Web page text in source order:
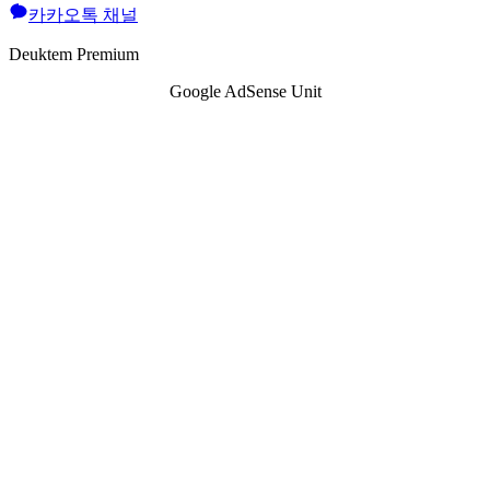
카카오톡 채널
Deuktem Premium
Google AdSense Unit